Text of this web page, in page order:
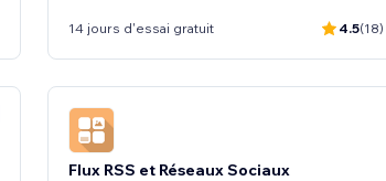
14 jours d'essai gratuit 4.5(18)
Flux RSS et Réseaux Sociaux